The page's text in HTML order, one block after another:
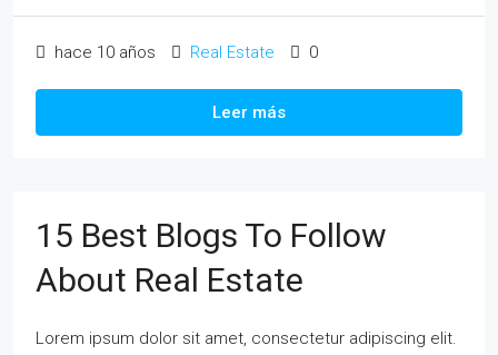
hace 10 años Real Estate 0
Leer más
15 Best Blogs To Follow
About Real Estate
Lorem ipsum dolor sit amet, consectetur adipiscing elit.